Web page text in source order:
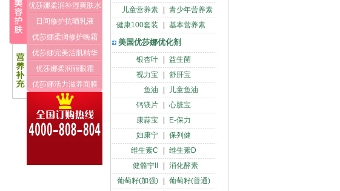
儿童营养素
青少年营养素
健康100套装
基本营养素
美国优莎娜优化剂
银杏叶
益生菌
视力宝
舒肝宝
鱼油
儿童鱼油
钙镁片
心脏宝
康蒜宝
E-保力
妇康宁
保列健
维生素C
维生素D
健骼宁II
消化酵素
葡萄籽(加强)
葡萄籽(普通)
优莎娜柔润补湿爽肤水
日间修护抗晒乳液
优莎娜柔润修护晚霜
优莎娜完美活肌精华
优莎娜柔润丽眼霜
优莎娜活力滋养面膜